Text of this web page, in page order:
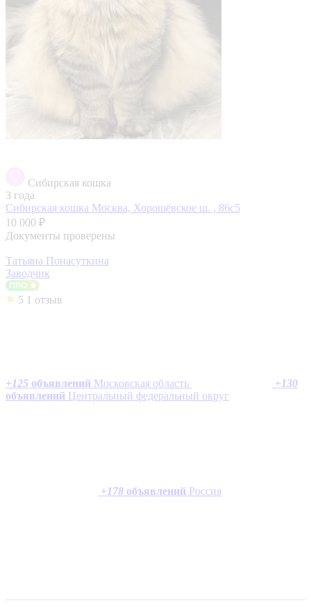
Сибирская кошка
3 года
Сибирская кошка Москва, Хорошёвское ш. , 86с5
10 000 ₽
Документы проверены
Татьяна Понасуткина
Заводчик
5 1 отзыв
+125 объявлений Московская область +130
объявлений Центральный федеральный округ
+178 объявлений Россия